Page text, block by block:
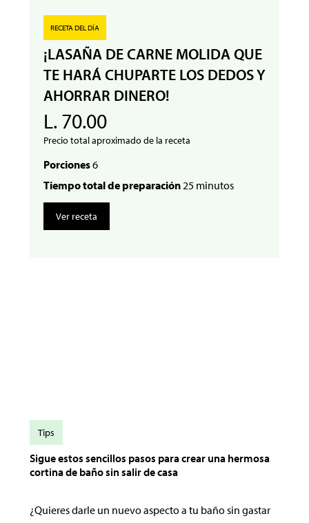
RECETA DEL DÍA
¡LASAÑA DE CARNE MOLIDA QUE
TE HARÁ CHUPARTE LOS DEDOS Y
AHORRAR DINERO!
L. 70.00
Precio total aproximado de la receta
Porciones6
Tiempo total de preparación25 minutos
Ver receta
Sigue estos sencillos pasos para crear una hermosa
cortina de baño sin salir de casa
¿Quieres darle un nuevo aspecto a tu baño sin gastar
Tips